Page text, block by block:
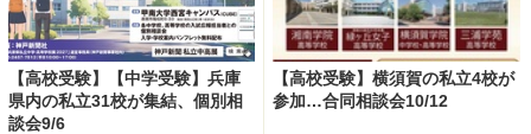
【高校受験】【中学受験】兵庫
県内の私立31校が集結、個別相
談会9/6
【高校受験】横須賀の私立4校が
参加…合同相談会10/12